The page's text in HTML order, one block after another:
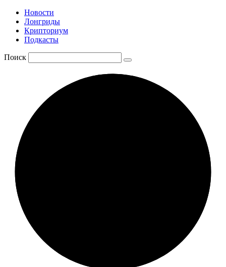
Новости
Лонгриды
Крипториум
Подкасты
Поиск